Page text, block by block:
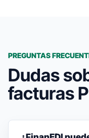
PREGUNTAS
Dudas
facturas